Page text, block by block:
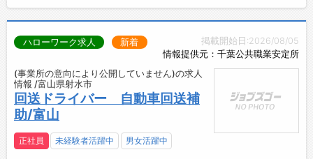
掲載開始日:2026/08/05
情報提供元：千葉公共職業安定所
ハローワーク求人 新着
(事業所の意向により公開していません)の求人
情報 /富山県射水市
回送ドライバー 自動車回送補
助/富山
正社員 未経験者活躍中 男女活躍中